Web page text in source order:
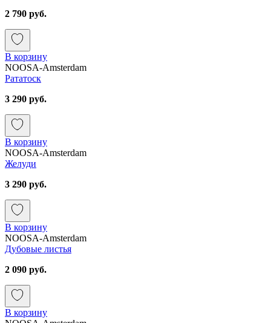
2 790 руб.
В корзину
NOOSA-Amsterdam
Рататоск
3 290 руб.
В корзину
NOOSA-Amsterdam
Желуди
3 290 руб.
В корзину
NOOSA-Amsterdam
Дубовые листья
2 090 руб.
В корзину